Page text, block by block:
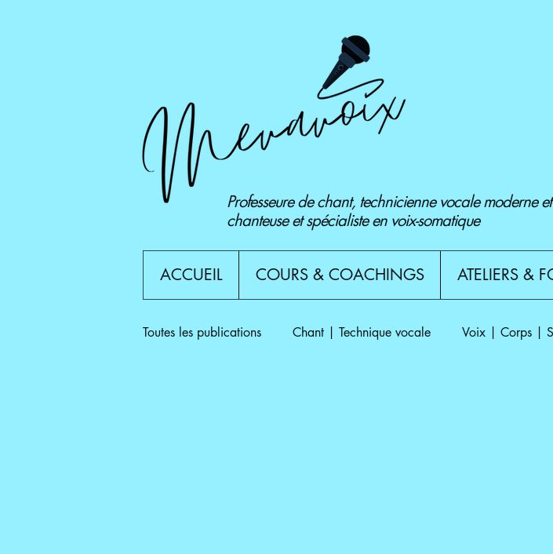
Professeure de chant, technicienne vocale moderne
chanteuse et spécialiste en voix-somatique
ACCUEIL COURS & COACHINGS ATELIERS &
Toutes les publications Chant | Technique vocale Voix | Corps |